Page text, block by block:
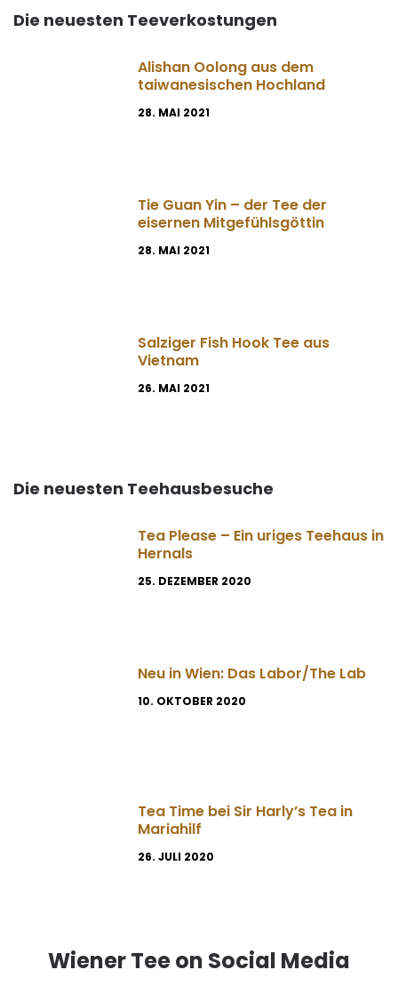
Die neuesten Teeverkostungen
Alishan Oolong aus dem
taiwanesischen Hochland
28. MAI 2021
Tie Guan Yin – der Tee der
eisernen Mitgefühlsgöttin
28. MAI 2021
Salziger Fish Hook Tee aus
Vietnam
26. MAI 2021
Die neuesten Teehausbesuche
Tea Please – Ein uriges Teehaus in
Hernals
25. DEZEMBER 2020
Neu in Wien: Das Labor/The Lab
10. OKTOBER 2020
Tea Time bei Sir Harly’s Tea in
Mariahilf
26. JULI 2020
Wiener Tee on Social Media